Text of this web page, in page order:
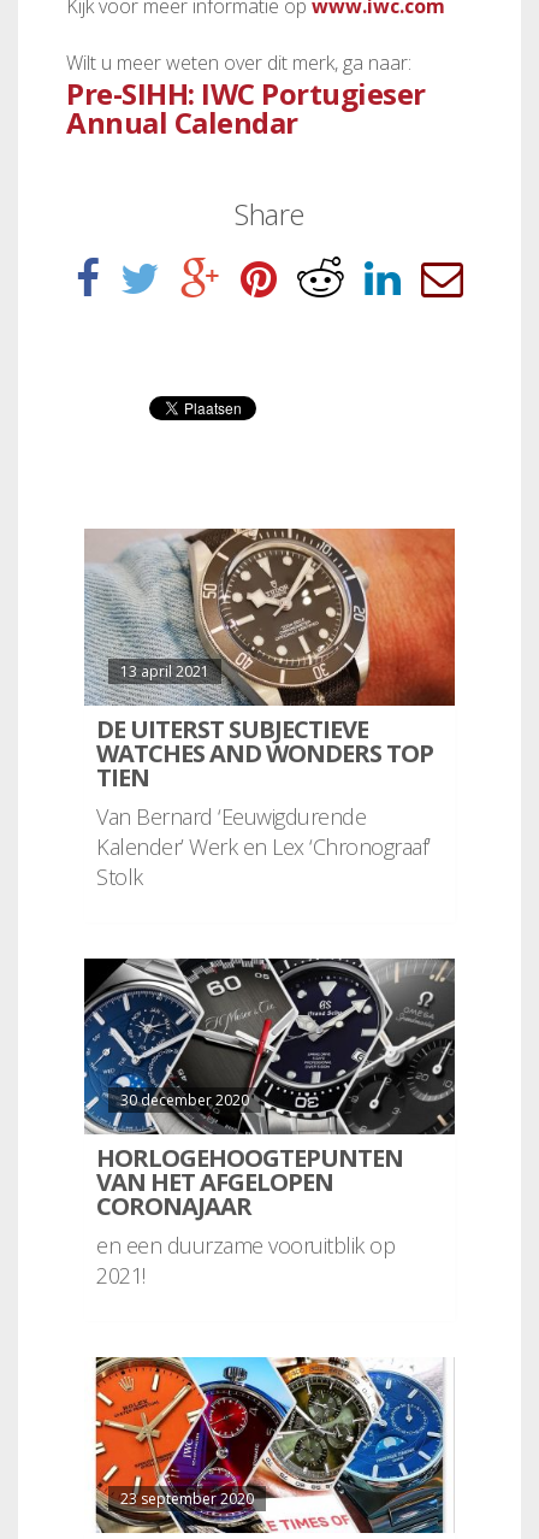
Kijk voor meer informatie op www.iwc.com
Wilt u meer weten over dit merk, ga naar:
Pre-SIHH: IWC Portugieser
Annual Calendar
Share
13 april 2021
DE UITERST SUBJECTIEVE
WATCHES AND WONDERS TOP
TIEN
Van Bernard ‘Eeuwigdurende
Kalender’ Werk en Lex ‘Chronograaf’
Stolk
30 december 2020
HORLOGEHOOGTEPUNTEN
VAN HET AFGELOPEN
CORONAJAAR
en een duurzame vooruitblik op
2021!
23 september 2020